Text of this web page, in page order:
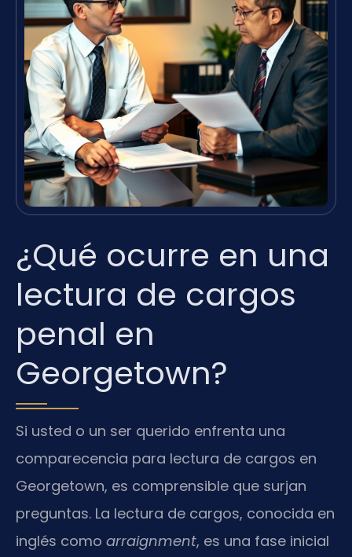
¿Qué ocurre en una
lectura de cargos
penal en
Georgetown?
Si usted o un ser querido enfrenta una
comparecencia para lectura de cargos en
Georgetown, es comprensible que surjan
preguntas. La lectura de cargos, conocida en
inglés como arraignment, es una fase inicial